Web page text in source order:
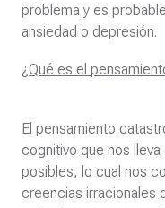
problema y es
ansiedad o depresión.
¿Qué es el
El pensamiento
cognitivo que nos
posibles, lo cual nos
creencias irracionales